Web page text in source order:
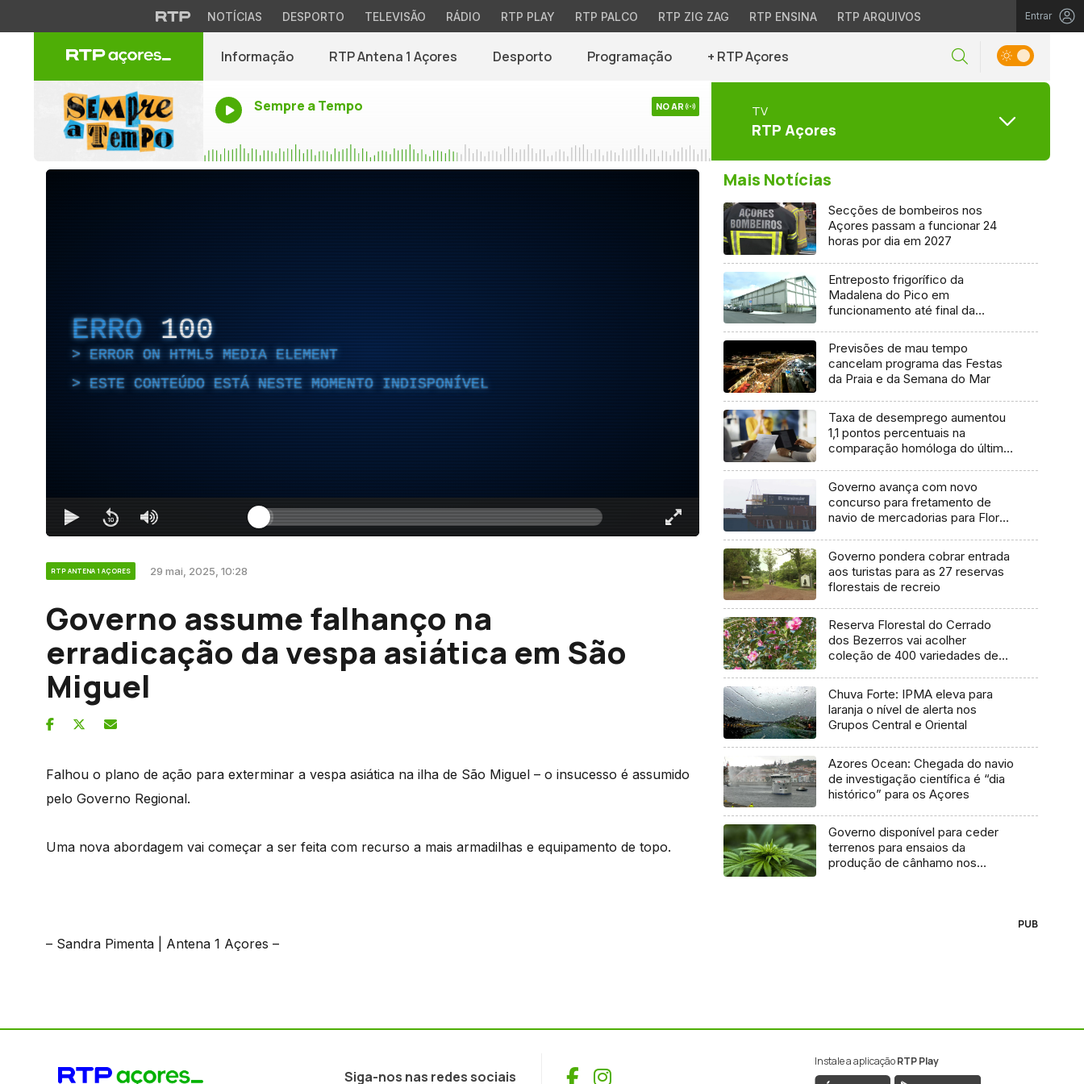
NOTÍCIAS DESPORTO TELEVISÃO RÁDIO RTP PLAY RTP PALCO RTP ZIG ZAG RTP ENSINA RTP ARQUIVOS Entrar
Informação RTP Antena 1 Açores Desporto Programação + RTP Açores
Sempre a Tempo NO AR TV
RTP Açores
ERRO 100
ERROR ON HTML5 MEDIA ELEMENT
ESTE CONTEÚDO ESTÁ NESTE MOMENTO INDISPONÍVEL
RTP ANTENA 1 AÇORES 29 mai, 2025, 10:28
Governo assume falhanço na
erradicação da vespa asiática em São
Miguel
Falhou o plano de ação para exterminar a vespa asiática na ilha de São Miguel – o insucesso é assumido
pelo Governo Regional.
Uma nova abordagem vai começar a ser feita com recurso a mais armadilhas e equipamento de topo.
– Sandra Pimenta | Antena 1 Açores –
Mais Notícias
Secções de bombeiros nos
Açores passam a funcionar 24
horas por dia em 2027
Entreposto frigorífico da
Madalena do Pico em
funcionamento até final da
Previsões de mau tempo
cancelam programa das Festas
da Praia e da Semana do Mar
Taxa de desemprego aumentou
1,1 pontos percentuais na
comparação homóloga do último
Governo avança com novo
concurso para fretamento de
navio de mercadorias para Flores
Governo pondera cobrar entrada
aos turistas para as 27 reservas
florestais de recreio
Reserva Florestal do Cerrado
dos Bezerros vai acolher
coleção de 400 variedades de
Chuva Forte: IPMA eleva para
laranja o nível de alerta nos
Grupos Central e Oriental
Azores Ocean: Chegada do navio
de investigação científica é “dia
histórico” para os Açores
Governo disponível para ceder
terrenos para ensaios da
produção de cânhamo nos
PUB
Siga-nos nas redes sociais Facebook
Instagram
Instale a aplicaçãoRTP Play